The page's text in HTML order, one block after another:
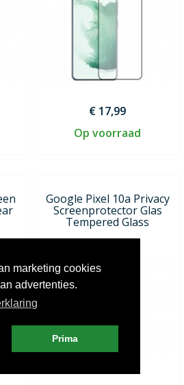
marketing cookies
advertenties.
Prima
€ 17,99
Op voorraad
Google Pixel 10a Privacy
Screenprotector Glas
Tempered Glass